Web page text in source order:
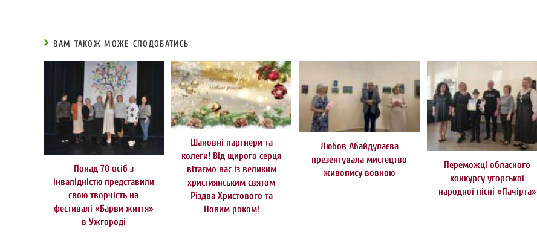
ВАМ ТАКОЖ МОЖЕ СПОДОБАТИСЬ
Понад 70 осіб з
інвалідністю представили
свою творчість на
фестивалі «Барви життя»
в Ужгороді
Шановні партнери та
колеги! Від щирого серця
вітаємо вас із великим
християнським святом
Різдва Христового та
Новим роком!
Любов Абайдулаєва
презентувала мистецтво
живопису вовною
Переможці обласного
конкурсу угорської
народної пісні «Пачірта»